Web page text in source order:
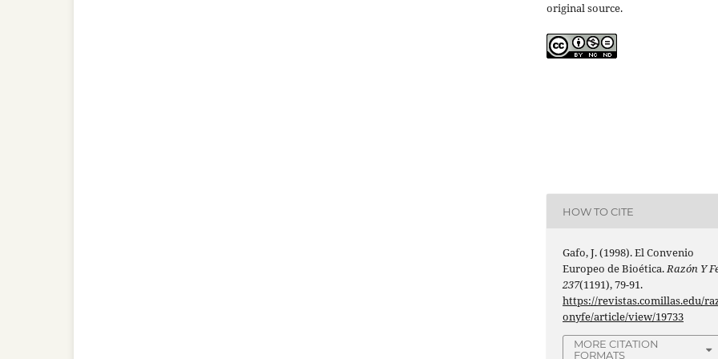
original source.
HOW TO CITE
Gafo, J. (1998). El Convenio
Europeo de Bioética.Razón Y
237(1191), 79-91.
https://revistas.comillas.edu/
onyfe/article/view/19733
MORE CITATION
FORMATS